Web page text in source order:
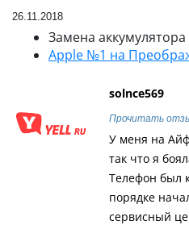
26.11.2018
Замена
Apple №1 на
solnce569
Прочитать
У меня на
так что я
Телефон был
порядке
сервисный